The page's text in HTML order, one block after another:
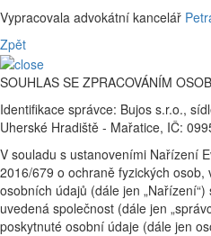
Vypracovala advokátní kancelář
Zpět
SOUHLAS SE ZPRACOVÁNÍM
Identifikace správce: Bujos s.r.o.,
Uherské Hradiště - Mařatice, IČ:
V souladu s ustanoveními Nařízení
2016/679 o ochraně fyzických
osobních údajů (dále jen
uvedená společnost (dále jen
poskytnuté osobní údaje (dále jen